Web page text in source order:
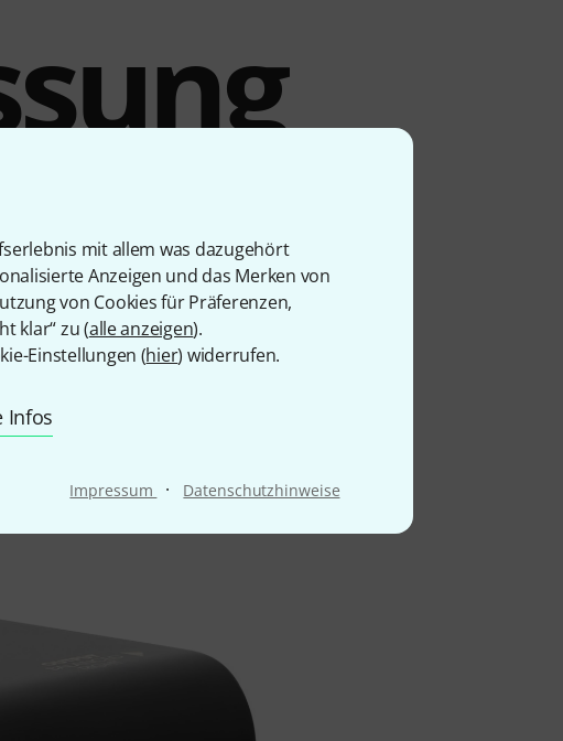
mit allem was dazugehört
Anzeigen und das Merken von
von Cookies für Präferenzen,
klar“ zu (alle anzeigen).
Einstellungen (hier) widerrufen.
Infos
Impressum · Datenschutzhinweise
Zuspielern an professionelle
an und hilft dank
Soll etwa der Kopfhörerausgang
den integrierten 3,5-mm-
und keinen Verstärker
Signalübertragung nutzt er
Dadurch lassen sich auch